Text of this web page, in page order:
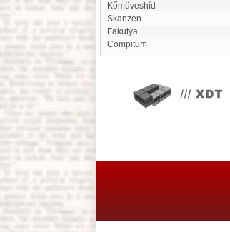
Kőmüveshíd
Skanzen
Fakutya
Compitum